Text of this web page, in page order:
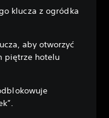
klucza z ogródka
aby otworzyć
piętrze hotelu